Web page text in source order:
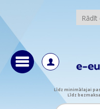
Līdz minimālajai
Līdz